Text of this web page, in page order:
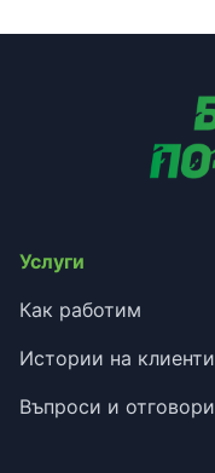
Услуги
Как работим
Истории на клиенти
Въпроси и отговори